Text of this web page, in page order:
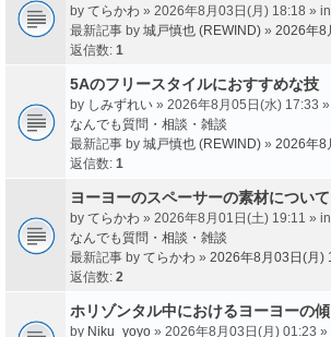
by てらかわ » 2026年8月03日(月) 18:18 » in
最新記事 by 城戸慎也 (REWIND) » 2026年8
返信数: 1
5Aのフリースタイルにおすすめな技
by しみずれい » 2026年8月05日(水) 17:33
なんでも質問・相談・雑談
最新記事 by 城戸慎也 (REWIND) » 2026年8
返信数: 1
ヨーヨーのスペーサーの素材について
by てらかわ » 2026年8月01日(土) 19:11 » in
なんでも質問・相談・雑談
最新記事 by てらかわ » 2026年8月03日(月)
返信数: 2
ホリゾンタル中におけるヨーヨーの
by Niku_yoyo » 2026年8月03日(月) 01:23 »